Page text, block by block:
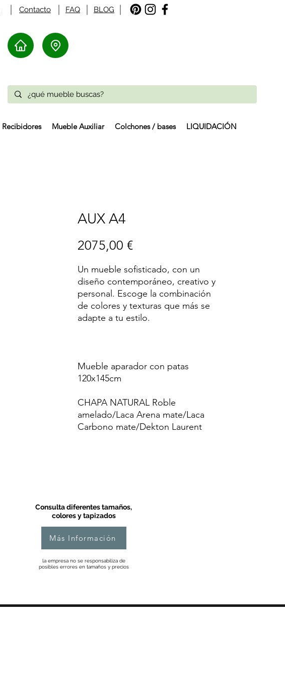
FAQ
Contacto BLOG
Recibidores Mueble Auxiliar Colchones / bases LIQUIDACIÓN
AUX A4
2075,00 €Precio
Un mueble sofisticado, con un
diseño contemporáneo, creativo y
personal. Escoge la combinación
de colores y texturas que más se
adapte a tu estilo.
Mueble aparador con patas
120x145cm
CHAPA NATURAL Roble
amelado/Laca Arena mate/Laca
Carbono mate/Dekton Laurent
Consulta diferentes tamaños,
colores y tapizados
Más Información
la empresa no se responsabiliza de
posibles errores en tamaños y precios